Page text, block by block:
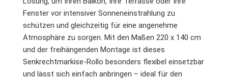
Fenster vor intensiver Sonneneinstrahlung zu
schützen und gleichzeitig für eine angenehme
Atmosphäre zu sorgen. Mit den Maßen 220 x 140 cm
und der freihängenden Montage ist dieses
Senkrechtmarkise-Rollo besonders flexibel einsetzbar
und lässt sich einfach anbringen – ideal für den